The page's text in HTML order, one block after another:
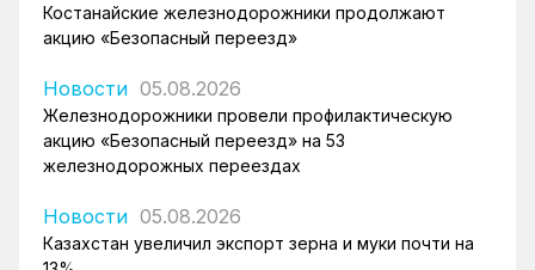
Костанайские железнодорожники продолжают
акцию «Безопасный переезд»
Новости 05.08.2026
Железнодорожники провели профилактическую
акцию «Безопасный переезд» на 53
железнодорожных переездах
Новости 05.08.2026
Казахстан увеличил экспорт зерна и муки почти на